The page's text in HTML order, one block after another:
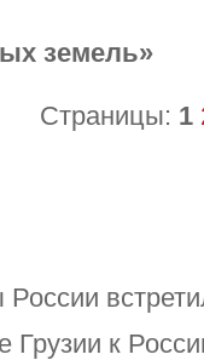
земель»
Страницы: 1
России
к